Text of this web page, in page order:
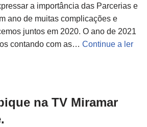
a importância das Parcerias e
ano de muitas complicações e
juntos em 2020. O ano de 2021
contando com as… Continue a ler
na TV Miramar